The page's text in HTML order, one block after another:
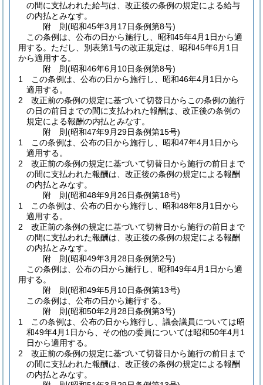
の間に支払われた給与は、改正後の条例の規定による給与
の内払とみなす。
附 則(昭和45年3月17日条例第8号)
この条例は、公布の日から施行し、昭和45年4月1日から適
用する。 ただし、別表第1号の改正規定は、昭和45年6月1日
から適用する。
附 則(昭和46年6月10日条例第8号)
1
この条例は、公布の日から施行し、昭和46年4月1日から
適用する。
2
改正前の条例の規定に基づいて切替日からこの条例の施行
の日の前日までの間に支払われた報酬は、改正後の条例の
規定による報酬の内払とみなす。
附 則(昭和47年9月29日条例第15号)
1
この条例は、公布の日から施行し、昭和47年4月1日から
適用する。
2
改正前の条例の規定に基づいて切替日から施行の前日まで
の間に支払われた報酬は、改正後の条例の規定による報酬
の内払とみなす。
附 則(昭和48年9月26日条例第18号)
1
この条例は、公布の日から施行し、昭和48年8月1日から
適用する。
2
改正前の条例の規定に基づいて切替日から施行の前日まで
の間に支払われた報酬は、改正後の条例の規定による報酬
の内払とみなす。
附 則(昭和49年3月28日条例第2号)
この条例は、公布の日から施行し、昭和49年4月1日から適
用する。
附 則(昭和49年5月10日条例第13号)
この条例は、公布の日から施行する。
附 則(昭和50年2月28日条例第3号)
1
この条例は、公布の日から施行し、議会議員については昭
和49年4月1日から、その他の委員については昭和50年4月1
日から適用する。
2
改正前の条例の規定に基づいて切替日から施行の前日まで
の間に支払われた報酬は、改正後の条例の規定による報酬
の内払とみなす。